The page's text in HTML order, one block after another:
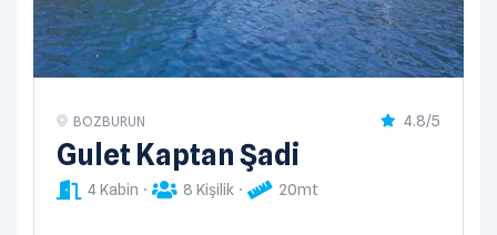
BOZBURUN 4.8/5
Gulet Kaptan Şadi
4 Kabin 8 Kişilik 20mt